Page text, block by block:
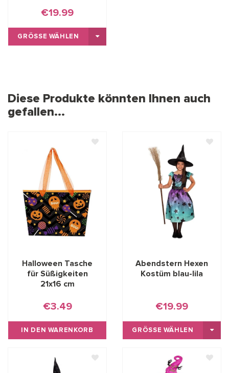
€19.99
GRÖSSE WÄHLEN
Diese Produkte könnten Ihnen auch
gefallen...
Halloween Tasche
für Süßigkeiten
21x16 cm
€3.49
IN DEN WARENKORB
Abendstern Hexen
Kostüm blau-lila
€19.99
GRÖSSE WÄHLEN